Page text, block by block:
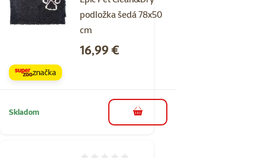
podložka šedá 78x50
cm
Cena
16,99 €
značka
Skladom do košíka